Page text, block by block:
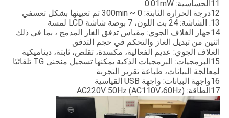
11الحساسية: 0.01mW
12درجة الحرارة الثابتة: 0 ~ 300min تم تعيينها بشكل تعسفي
13. الشاشة: 24 بت اللون، 7 بوصة شاشة LCD لمسة
14جهاز الغلاف الجوي: مقياس تدفق الغاز المدمج ، بما في ذلك
اثنين من تبديل الغاز والتحكم في حجم التدفق
الغلاف الجوي: عديم الفعالية، مكسدة، تقلص، ثابتة، ديناميكية
15البرمجيات: البرمجيات الذكية يمكنها تسجيل منحنى TG تلقائيًا
لمعالجة البيانات، طباعة تقرير التجربة
16واجهة البيانات: واجهة USB القياسية
17الطاقة: AC220V 50Hz (AC110V،60Hz)